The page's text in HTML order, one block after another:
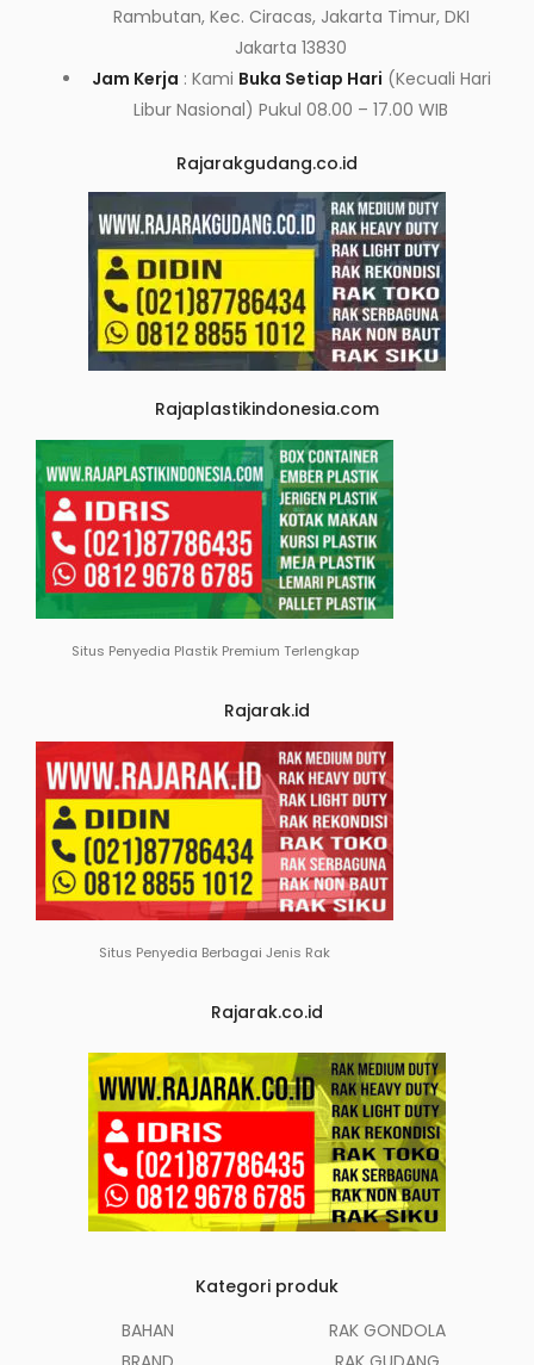
Rambutan, Kec. Ciracas, Jakarta Timur, DKI
Jakarta 13830
Jam Kerja : Kami Buka Setiap Hari (Kecuali Hari
Libur Nasional) Pukul 08.00 – 17.00 WIB
Rajarakgudang.co.id
Rajaplastikindonesia.com
Situs Penyedia Plastik Premium Terlengkap
Rajarak.id
Situs Penyedia Berbagai Jenis Rak
Rajarak.co.id
Kategori produk
BAHAN
RAK GONDOLA